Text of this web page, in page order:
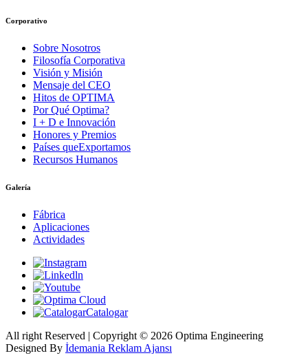
Corporativo
Sobre Nosotros
Filosofía Corporativa
Visión y Misión
Mensaje del CEO
Hitos de OPTIMA
Por Qué Optima?
I + D e Innovación
Honores y Premios
Países queExportamos
Recursos Humanos
Galería
Fábrica
Aplicaciones
Actividades
Catalogar
All right Reserved | Copyright © 2026 Optima Engineering
Designed By İdemania Reklam Ajansı